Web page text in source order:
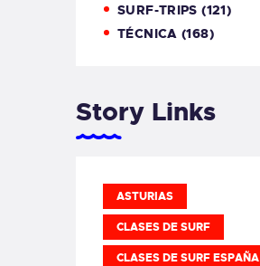
SURF-TRIPS (121)
TÉCNICA (168)
Story Links
ASTURIAS
CLASES DE SURF
CLASES DE SURF ESPAÑA